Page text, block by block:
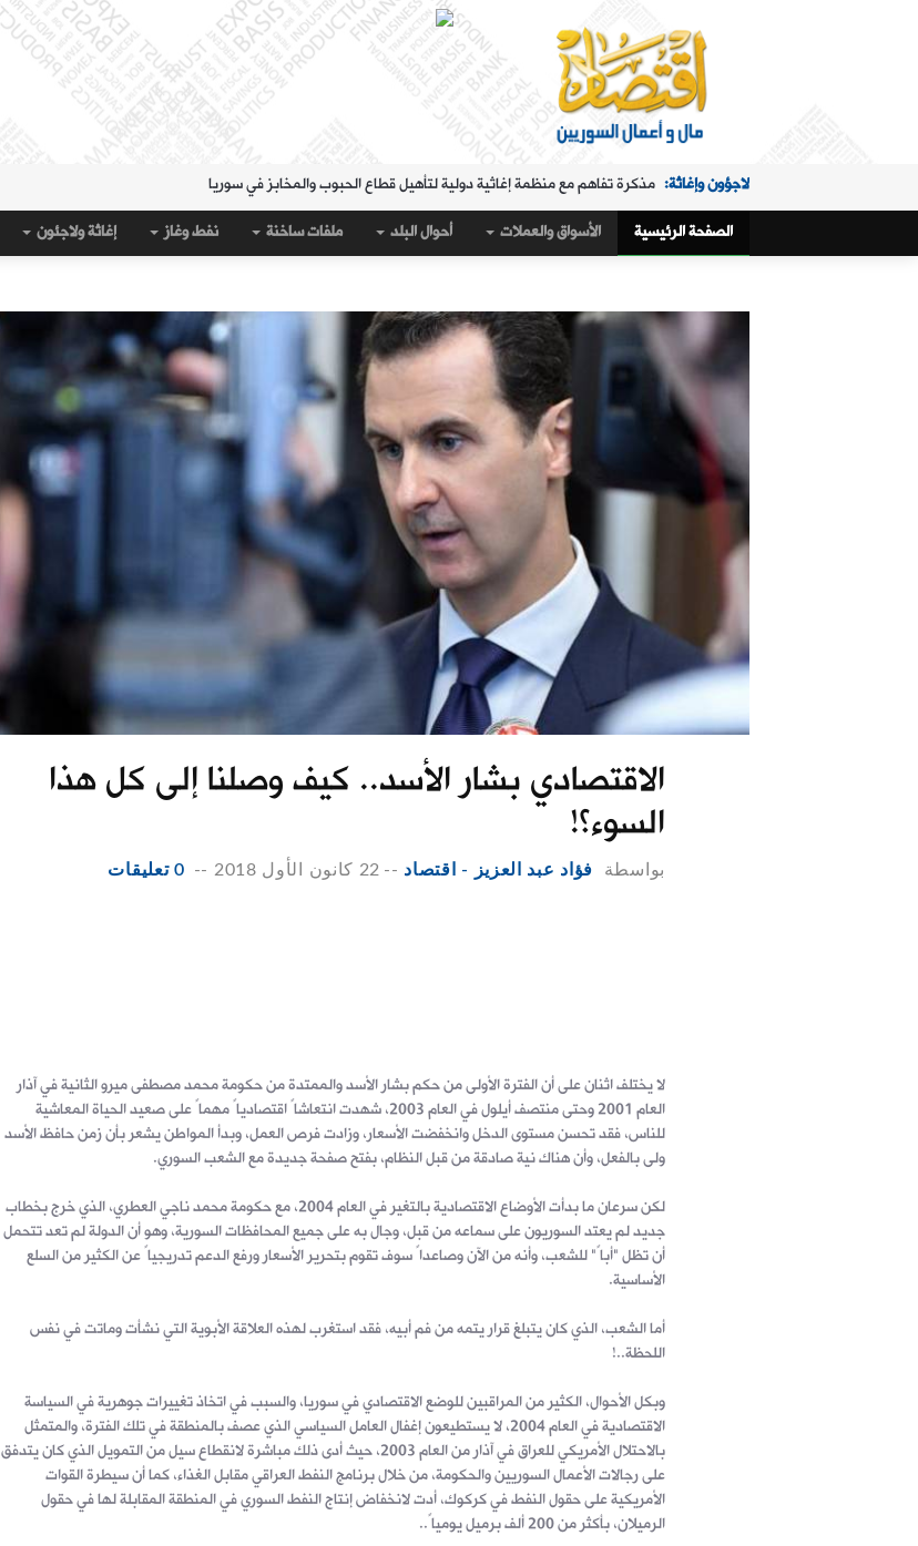
لاجؤون وإغاثة: مذكرة تفاهم مع منظمة إغاثية دولية لتأهيل قطاع الحبوب والمخابز في سوريا
الملفات الساخنة: "البريد" تقدم خدمة استبدال العملة في "المنطقة الشرقية" حتى 20 آب
حال البلد: مرسوم تكليف رمضان بإدارة هيئة الاستثمار
أسواق و عملات: كيف أغلق سعر صرف الليرة مقابل الدولار، مساء الثلاثاء؟
أسواق و عملات: تراجع طفيف في سعر صرف الليرة
عربي ودولي: ماذا وراء التدفق الجماعي لآلاف المغاربة على جيب سبتة؟
حال البلد:
القمح والاكتفاء الذاتي في سوريا.. 1.5 مليون طن "فرق" في الأرقام الحكومية!
الصفحة الرئيسية الأسواق والعملات أحوال البلد ملفات ساخنة نفط وغاز إغاثة ولاجئون
الاقتصادي بشار الأسد.. كيف وصلنا إلى كل هذا
السوء؟!
بواسطة فؤاد عبد العزيز - اقتصاد -- 22 كانون الأول 2018 -- 0 تعليقات
لا يختلف اثنان على أن الفترة الأولى من حكم بشار الأسد والممتدة من حكومة محمد مصطفى ميرو الثانية في آذار
العام 2001 وحتى منتصف أيلول في العام 2003، شهدت انتعاشاً اقتصادياً مهماً على صعيد الحياة المعاشية
للناس، فقد تحسن مستوى الدخل وانخفضت الأسعار، وزادت فرص العمل، وبدأ المواطن يشعر بأن زمن حافظ الأسد
ولى بالفعل، وأن هناك نية صادقة من قبل النظام، بفتح صفحة جديدة مع الشعب السوري.
لكن سرعان ما بدأت الأوضاع الاقتصادية بالتغير في العام 2004، مع حكومة محمد ناجي العطري، الذي خرج بخطاب
جديد لم يعتد السوريون على سماعه من قبل، وجال به على جميع المحافظات السورية، وهو أن الدولة لم تعد تتحمل
أن تظل "أباً" للشعب، وأنه من الآن وصاعداً سوف تقوم بتحرير الأسعار ورفع الدعم تدريجياً عن الكثير من السلع
الأساسية.
أما الشعب، الذي كان يتبلغ قرار يتمه من فم أبيه، فقد استغرب لهذه العلاقة الأبوية التي نشأت وماتت في نفس
اللحظة..!
وبكل الأحوال، الكثير من المراقبين للوضع الاقتصادي في سوريا، والسبب في اتخاذ تغييرات جوهرية في السياسة
الاقتصادية في العام 2004، لا يستطيعون إغفال العامل السياسي الذي عصف بالمنطقة في تلك الفترة، والمتمثل
بالاحتلال الأمريكي للعراق في آذار من العام 2003، حيث أدى ذلك مباشرة لانقطاع سيل من التمويل الذي كان يتدفق
على رجالات الأعمال السوريين والحكومة، من خلال برنامج النفط العراقي مقابل الغذاء، كما أن سيطرة القوات
الأمريكية على حقول النفط في كركوك، أدت لانخفاض إنتاج النفط السوري في المنطقة المقابلة لها في حقول
الرميلان، بأكثر من 200 ألف برميل يومياً..